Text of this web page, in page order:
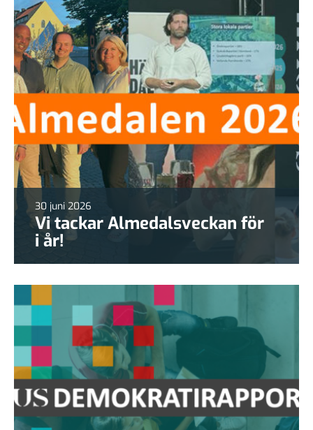
30 juni 2026
Vi tackar Almedalsveckan för
i år!